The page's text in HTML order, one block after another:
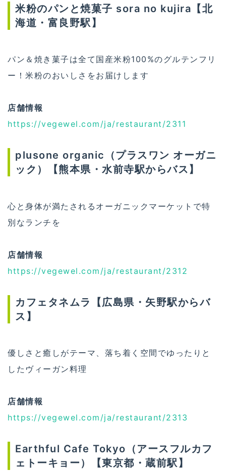
米粉のパンと焼菓子 sora no kujira【北
海道・富良野駅】
パン＆焼き菓子は全て国産米粉100%のグルテンフリ
ー！米粉のおいしさをお届けします
店舗情報
https://vegewel.com/ja/restaurant/2311
plusone organic（プラスワン オーガニ
ック）【熊本県・水前寺駅からバス】
心と身体が満たされるオーガニックマーケットで特
別なランチを
店舗情報
https://vegewel.com/ja/restaurant/2312
カフェタネムラ【広島県・矢野駅からバ
ス】
優しさと癒しがテーマ、落ち着く空間でゆったりと
したヴィーガン料理
店舗情報
https://vegewel.com/ja/restaurant/2313
Earthful Cafe Tokyo（アースフルカフ
ェトーキョー）【東京都・蔵前駅】